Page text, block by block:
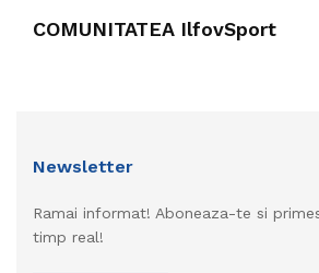
COMUNITATEA IlfovSport
Newsletter
Ramai informat! Aboneaza-te si
timp real!